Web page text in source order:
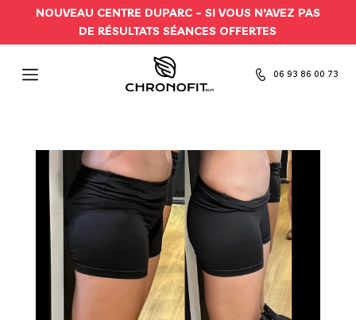
NOUVEAU CENTRE DUPARC – SI VOUS N’AVEZ PAS
DE RÉSULTATS SÉANCES OFFERTES
06 93 86 00 73